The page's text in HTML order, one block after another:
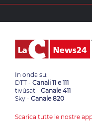
In onda su:
DTT - Canali 11 e 111
tivùsat - Canale 411
Sky - Canale 820
Scarica tutte le nostre